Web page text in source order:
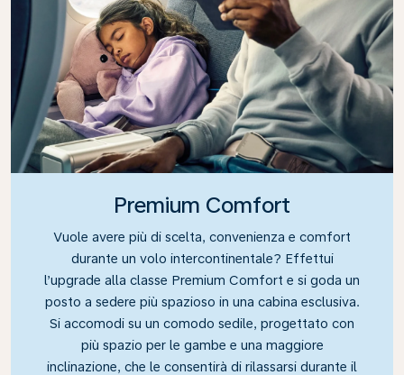
Premium Comfort
Vuole avere più di scelta, convenienza e comfort
durante un volo intercontinentale? Effettui
l’upgrade alla classe Premium Comfort e si goda un
posto a sedere più spazioso in una cabina esclusiva.
Si accomodi su un comodo sedile, progettato con
più spazio per le gambe e una maggiore
inclinazione, che le consentirà di rilassarsi durante il